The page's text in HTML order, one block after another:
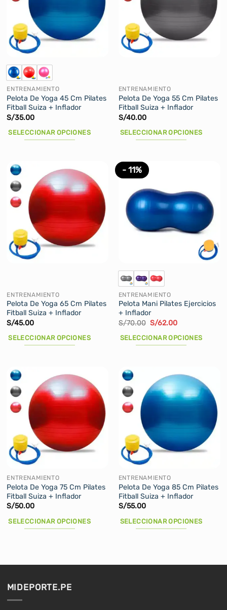
ENTRENAMIENTO
Pelota De Yoga 45 Cm Pilates
Fitball Suiza + Inflador
S/35.00
SELECCIONAR OPCIONES
tiene
múltiples
variantes.
Las
opciones
pueden
elegir
en
de
producto
ENTRENAMIENTO
Pelota De Yoga 55 Cm Pilates
Fitball Suiza + Inflador
S/40.00
SELECCIONAR OPCIONES
tiene
múltiples
variantes.
Las
opciones
pueden
la
página
de
producto
ENTRENAMIENTO
Pelota De Yoga 65 Cm Pilates
Fitball Suiza + Inflador
S/45.00
SELECCIONAR OPCIONES
tiene
múltiples
variantes.
Las
opciones
pueden
elegir
en
la
página
de
producto
- 11%
ENTRENAMIENTO
Pelota Mani Pilates Ejercicios
+ Inflador
S/70.00 El
original
era:
S/62.00El
actual
es:
SELECCIONAR OPCIONES
tiene
múltiples
variantes.
Las
opciones
pueden
elegir
en
la
página
de
producto
ENTRENAMIENTO
Pelota De Yoga 75 Cm Pilates
Fitball Suiza + Inflador
S/50.00
SELECCIONAR OPCIONES
Las
opciones
ENTRENAMIENTO
Pelota De Yoga 85 Cm Pilates
Fitball Suiza + Inflador
S/55.00
SELECCIONAR OPCIONES
MIDEPORTE.PE